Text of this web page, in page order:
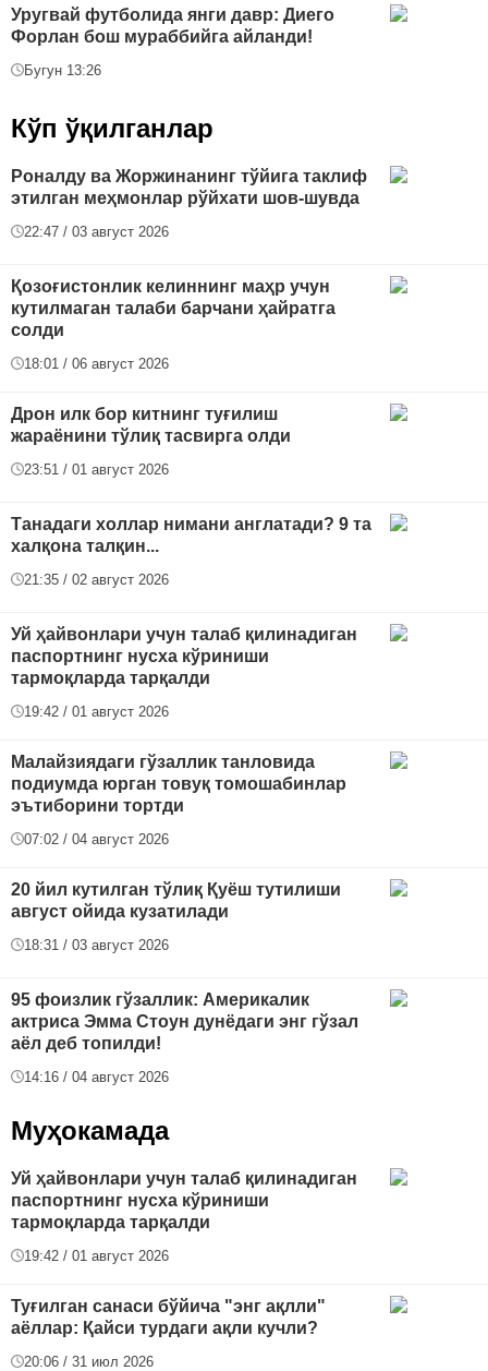
Уругвай футболида янги давр: Диего
Форлан бош мураббийга айланди!
Бугун 13:26
Кўп ўқилганлар
Роналду ва Жоржинанинг тўйига таклиф
этилган меҳмонлар рўйхати шов-шувда
22:47 / 03 август 2026
Қозоғистонлик келиннинг маҳр учун
кутилмаган талаби барчани ҳайратга
солди
18:01 / 06 август 2026
Дрон илк бор китнинг туғилиш
жараёнини тўлиқ тасвирга олди
23:51 / 01 август 2026
Танадаги холлар нимани англатади? 9 та
халқона талқин...
21:35 / 02 август 2026
Уй ҳайвонлари учун талаб қилинадиган
паспортнинг нусха кўриниши
тармоқларда тарқалди
19:42 / 01 август 2026
Малайзиядаги гўзаллик танловида
подиумда юрган товуқ томошабинлар
эътиборини тортди
07:02 / 04 август 2026
20 йил кутилган тўлиқ Қуёш тутилиши
август ойида кузатилади
18:31 / 03 август 2026
95 фоизлик гўзаллик: Америкалик
актриса Эмма Стоун дунёдаги энг гўзал
аёл деб топилди!
14:16 / 04 август 2026
Муҳокамада
Уй ҳайвонлари учун талаб қилинадиган
паспортнинг нусха кўриниши
тармоқларда тарқалди
19:42 / 01 август 2026
Туғилган санаси бўйича "энг ақлли"
аёллар: Қайси турдаги ақли кучли?
20:06 / 31 июл 2026